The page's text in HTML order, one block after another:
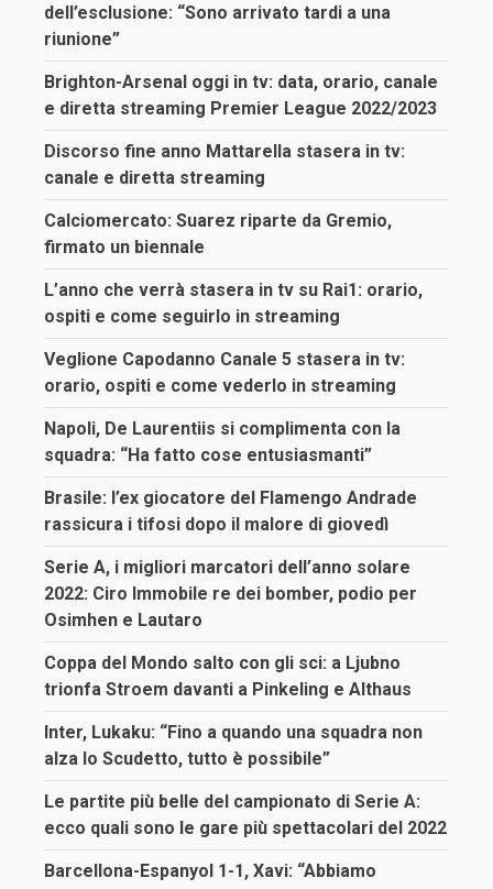
dell’esclusione: “Sono arrivato tardi a una
riunione”
Brighton-Arsenal oggi in tv: data, orario, canale
e diretta streaming Premier League 2022/2023
Discorso fine anno Mattarella stasera in tv:
canale e diretta streaming
Calciomercato: Suarez riparte da Gremio,
firmato un biennale
L’anno che verrà stasera in tv su Rai1: orario,
ospiti e come seguirlo in streaming
Veglione Capodanno Canale 5 stasera in tv:
orario, ospiti e come vederlo in streaming
Napoli, De Laurentiis si complimenta con la
squadra: “Ha fatto cose entusiasmanti”
Brasile: l’ex giocatore del Flamengo Andrade
rassicura i tifosi dopo il malore di giovedì
Serie A, i migliori marcatori dell’anno solare
2022: Ciro Immobile re dei bomber, podio per
Osimhen e Lautaro
Coppa del Mondo salto con gli sci: a Ljubno
trionfa Stroem davanti a Pinkeling e Althaus
Inter, Lukaku: “Fino a quando una squadra non
alza lo Scudetto, tutto è possibile”
Le partite più belle del campionato di Serie A:
ecco quali sono le gare più spettacolari del 2022
Barcellona-Espanyol 1-1, Xavi: “Abbiamo